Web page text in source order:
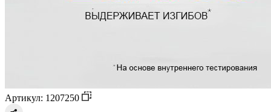
Артикул: 1207250